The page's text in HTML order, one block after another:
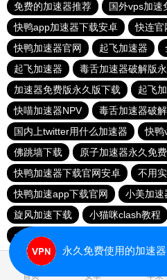
免费的加速器推荐
国外vps加速
快鸭app加速器下载安卓
快连官
快鸭加速器官网
起飞加速器
起飞加速器
毒舌加速器破解版
加速器免费版永久版下载
起飞
快喵加速器NPV
毒舌加速器破
国内上twitter用什么加速器
快鸭
佛跳墙下载
原子加速器永久免
快鸭加速器下载官网安卓
不用
快鸭加速app下载官网
小美加速
旋风加速下载
小猫咪clash教程
apn加速器免费版下载
首页 安卓 苹果
永久免费使用的加速器